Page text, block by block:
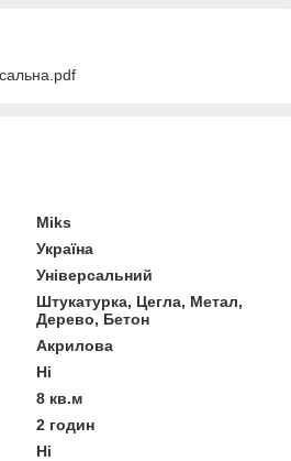
Miks
Україна
Універсальний
Штукатурка, Цегла, Метал,
Дерево, Бетон
Акрилова
Ні
8 кв.м
2 годин
Ні